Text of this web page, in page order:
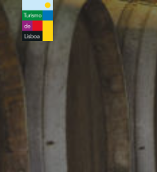
Logo de Turismo de Lisboa